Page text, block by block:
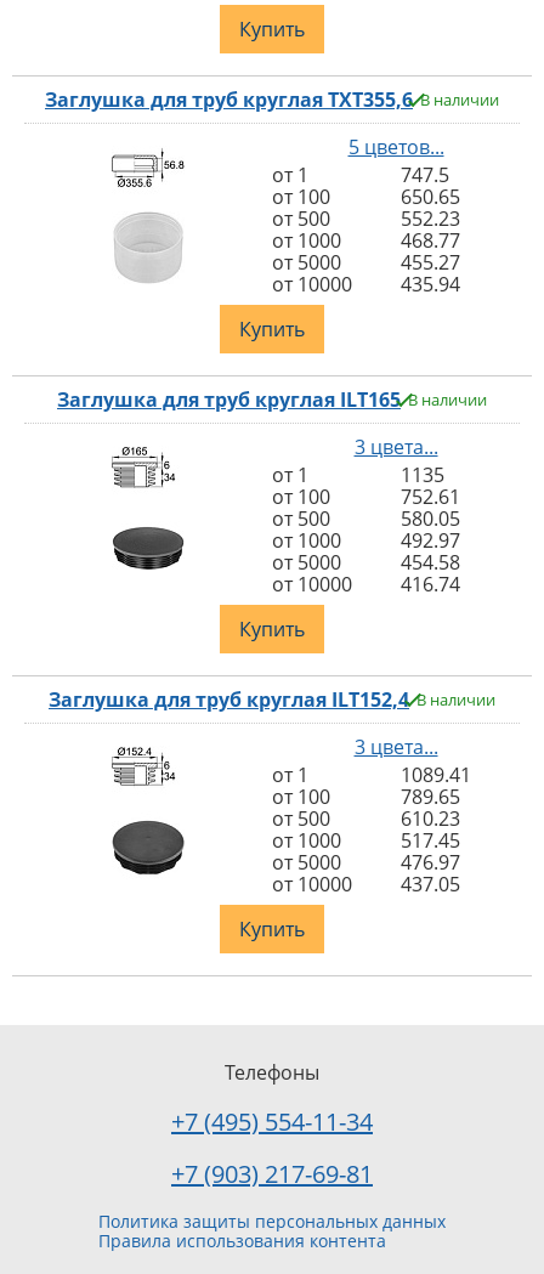
Купить
Заглушка для труб круглая TXT355,6 В наличии
5 цветов...
от 1
747.5
от 100
650.65
от 500
552.23
от 1000
468.77
от 5000
455.27
от 10000
435.94
Купить
Заглушка для труб круглая ILT165 В наличии
3 цвета...
от 1
1135
от 100
752.61
от 500
580.05
от 1000
492.97
от 5000
454.58
от 10000
416.74
Купить
Заглушка для труб круглая ILT152,4 В наличии
3 цвета...
от 1
1089.41
от 100
789.65
от 500
610.23
от 1000
517.45
от 5000
476.97
от 10000
437.05
Купить
Политика защиты персональных данных
Правила использования контента
Телефоны
+7 (495) 554-11-34
+7 (903) 217-69-81